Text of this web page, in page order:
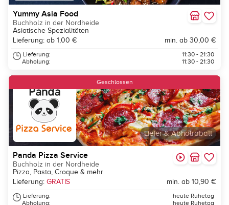
Yummy Asia Food
Buchholz in der Nordheide
Asiatische Spezialitäten
Lieferung: ab 1,00 €
min. ab 30,00 €
Lieferung:
Abholung:
11:30 - 21:30
11:30 - 21:30
Liefer & Abholrabatt
Geschlossen
Panda Pizza Service
Buchholz in der Nordheide
Pizza, Pasta, Croque & mehr
Lieferung: GRATIS min. ab 10,90 €
Lieferung:
Abholung:
heute Ruhetag
heute Ruhetag